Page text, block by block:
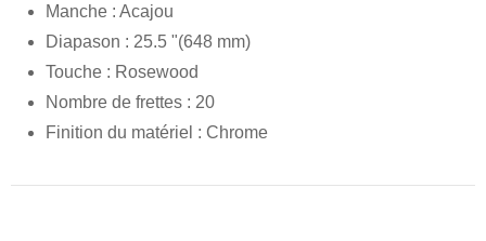
Manche : Acajou
Diapason : 25.5 "(648 mm)
Touche : Rosewood
Nombre de frettes : 20
Finition du matériel : Chrome